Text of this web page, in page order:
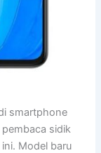
smartphone
sidik
Model baru